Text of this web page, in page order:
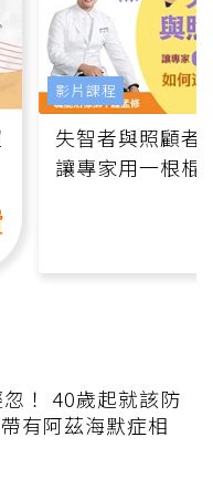
失智者與照顧者
讓專家用一根棍
影片課程
！ 40歲起就該防
有阿茲海默症相